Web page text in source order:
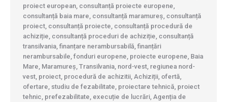
proiect european, consultanță proiecte europene,
consultanță baia mare, consultanță maramureș, consultanță
proiect, consultanță proiecte, consultanță procedură de
achiziție, consultanță proceduri de achiziție, consultanță
transilvania, finanțare nerambursabilă, finanțări
nerambursabile, fonduri europene, proiecte europene, Baia
Mare, Maramureș, Transilvania, nord-vest, regiunea nord-
vest, proiect, procedură de achizitii, Achiziții, ofertă,
ofertare, studiu de fezabilitate, proiectare tehnică, proiect
tehnic, prefezabilitate, execuție de lucrări, Agenția de